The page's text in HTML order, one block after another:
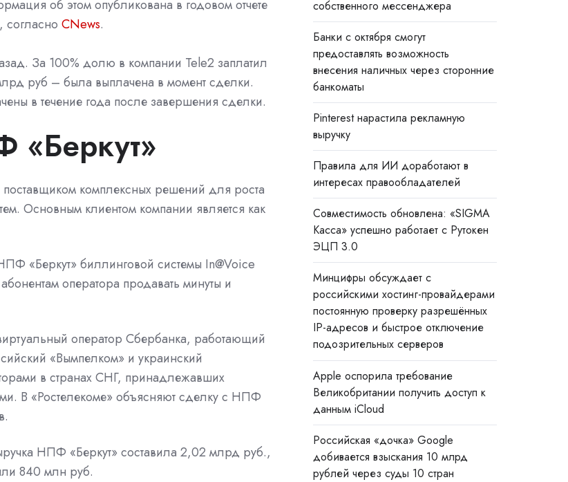
об этом опубликована в годовом отчете
согласно CNews.
За 100% долю в компании Tele2 заплатил
руб – была выплачена в момент сделки.
в течение года после завершения сделки.
«Беркут»
комплексных решений для роста
Основным клиентом компании является как
«Беркут» биллинговой системы In@Voice
оператора продавать минуты и
оператор Сбербанка, работающий
«Вымпелком» и украинский
в странах СНГ, принадлежавших
В «Ростелекоме» объясняют сделку с НПФ
НПФ «Беркут» составила 2,02 млрд руб.,
840 млн руб.
собственного мессенджера
Банки с октября смогут
предоставлять возможность
внесения наличных через сторонние
банкоматы
Pinterest нарастила рекламную
выручку
Правила для ИИ доработают в
интересах правообладателей
Совместимость обновлена: «SIGMA
Касса» успешно работает с Рутокен
ЭЦП 3.0
Минцифры обсуждает с
российскими хостинг-провайдерами
постоянную проверку разрешённых
IP-адресов и быстрое отключение
подозрительных серверов
Apple оспорила требование
Великобритании получить доступ к
данным iCloud
Российская «дочка» Google
добивается взыскания 10 млрд
рублей через суды 10 стран